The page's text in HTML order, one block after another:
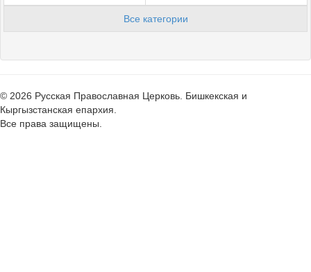
Все категории
© 2026 Русская Православная Церковь. Бишкекская и
Кыргызстанская епархия.
Все права защищены.